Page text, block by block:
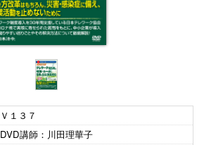
Ｖ１３７
DVD講師：川田理華子